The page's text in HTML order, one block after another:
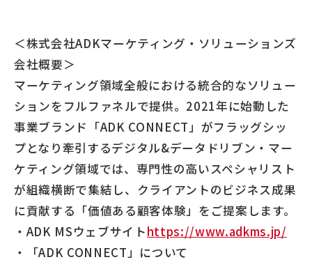
＜株式会社ADKマーケティング・ソリューションズ
会社概要＞
マーケティング領域全般における統合的なソリュー
ションをフルファネルで提供。2021年に始動した
事業ブランド「ADK CONNECT」がフラッグシッ
プとなり牽引するデジタル&データドリブン・マー
ケティング領域では、専門性の高いスペシャリスト
が組織横断で集結し、クライアントのビジネス成果
に貢献する「価値ある顧客体験」をご提案します。
・ADK MSウェブサイトhttps://www.adkms.jp/
・「ADK CONNECT」について